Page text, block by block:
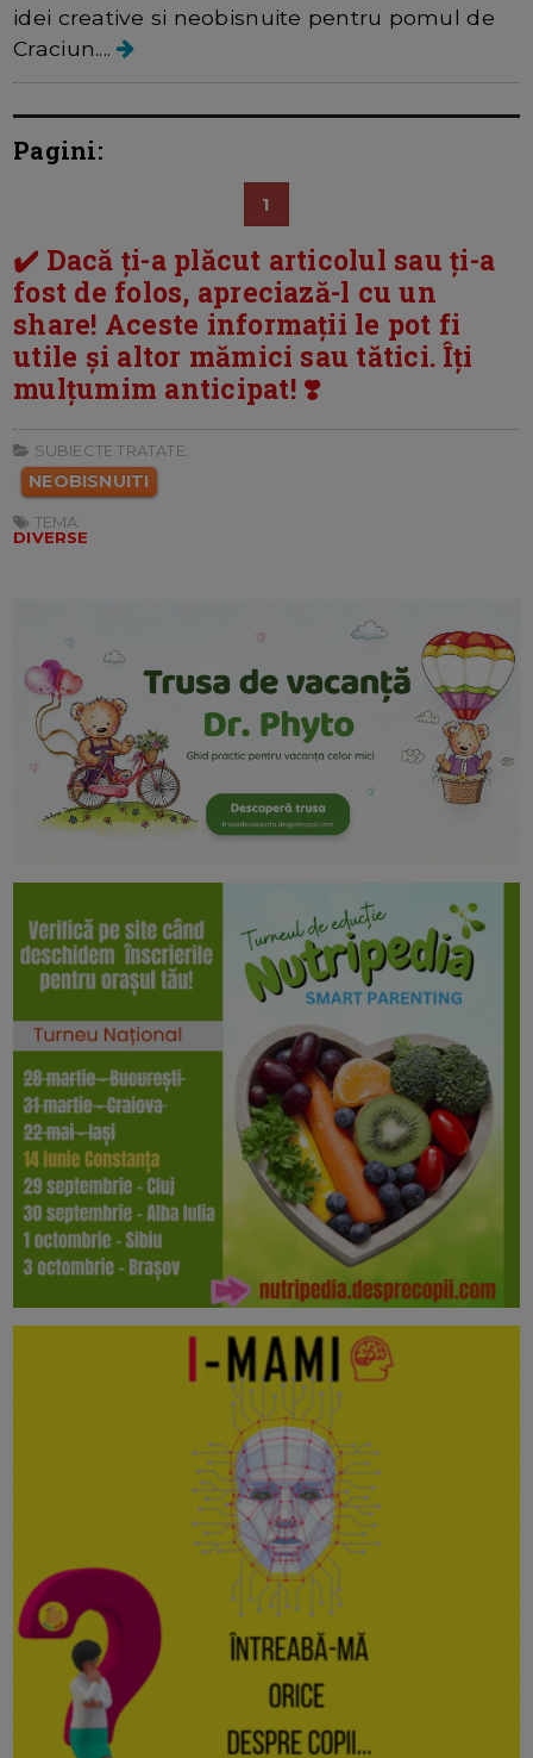
idei creative si neobisnuite pentru pomul de
Craciun....
Pagini:
1
✔️ Dacă ți-a plăcut articolul sau ți-a
fost de folos, apreciază-l cu un
share! Aceste informații le pot fi
utile și altor mămici sau tătici. Îți
mulțumim anticipat! ❣️
SUBIECTE TRATATE:
NEOBISNUITI
TEMA:
DIVERSE